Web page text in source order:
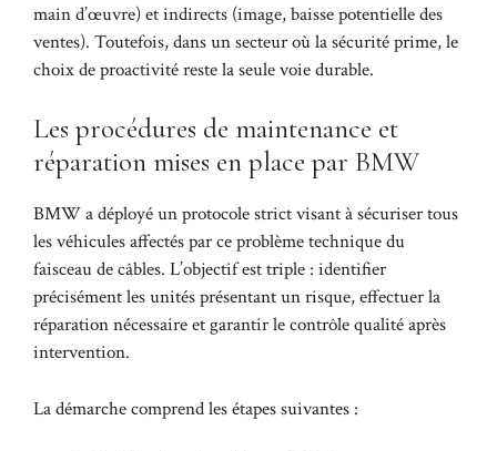
main d’œuvre) et indirects (image, baisse potentielle des
ventes). Toutefois, dans un secteur où la sécurité prime, le
choix de proactivité reste la seule voie durable.
Les procédures de maintenance et
réparation mises en place par BMW
BMW a déployé un protocole strict visant à sécuriser tous
les véhicules affectés par ce problème technique du
faisceau de câbles. L’objectif est triple : identifier
précisément les unités présentant un risque, effectuer la
réparation nécessaire et garantir le contrôle qualité après
intervention.
La démarche comprend les étapes suivantes :